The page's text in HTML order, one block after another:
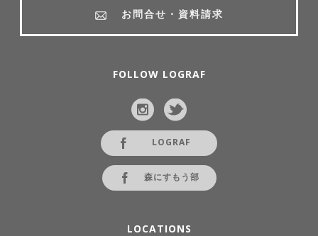
お問合せ・資料請求
FOLLOW LOGRAF
LOGRAF
森にすもう部
LOCATIONS